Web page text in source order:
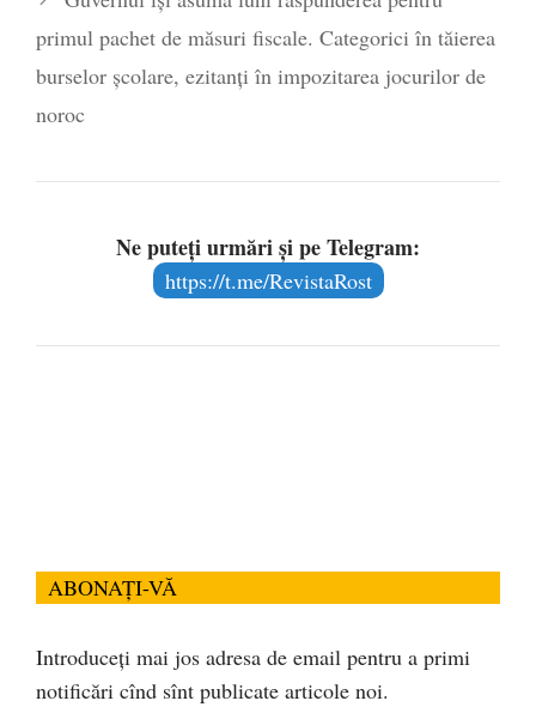
primul pachet de măsuri fiscale. Categorici în tăierea
burselor școlare, ezitanți în impozitarea jocurilor de
noroc
Ne puteți urmări și pe Telegram:
https://t.me/RevistaRost
ABONAȚI-VĂ
Introduceți mai jos adresa de email pentru a primi
notificări cînd sînt publicate articole noi.